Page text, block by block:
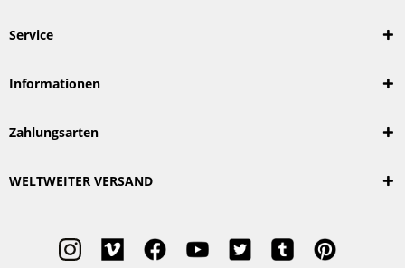
Service
Informationen
Zahlungsarten
WELTWEITER VERSAND